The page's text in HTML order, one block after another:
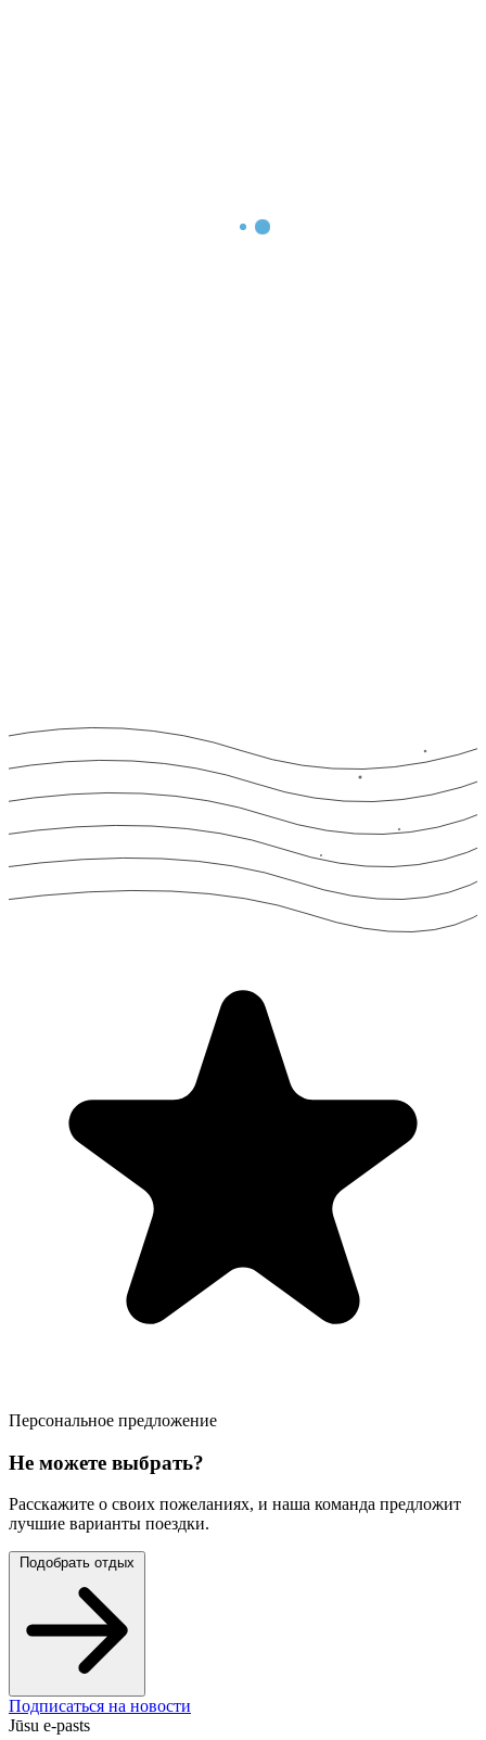
Персональное предложение
Не можете выбрать?
Расскажите о своих пожеланиях, и наша команда предложит
лучшие варианты поездки.
Подобрать отдых
Подписаться на новости
Jūsu e-pasts